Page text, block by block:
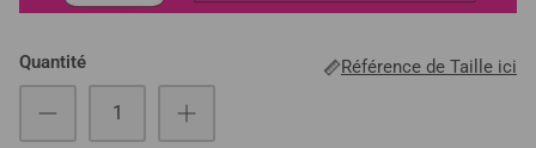
Quantité Référence de Taille ici